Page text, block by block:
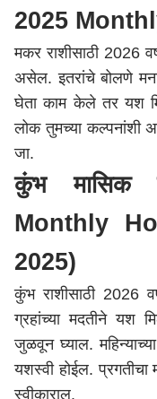
2025
मकर राशीसाठी 2026
असेल. इतरांचे बोलणे
घेता काम केले तर यश
लोक तुमच्या कल्पनांशी
जा.
कुंभ मासिक
Monthly
2025)
कुंभ राशीसाठी 2026
ग्रहांच्या मदतीने यश
जुळवून घ्याल.
यशस्वी होईल. प्रगतीचा
स्वीकाराल.